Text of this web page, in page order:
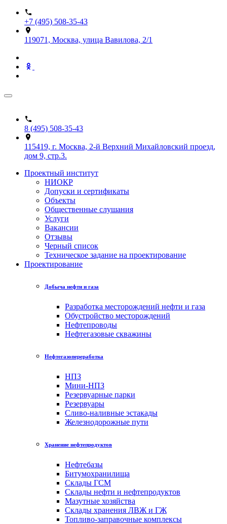
+7 (495) 508-35-43
119071, Москва, улица Вавилова, 2/1
8 (495) 508-35-43
115419, г. Москва, 2-й Верхний Михайловский проезд,
дом 9, стр.3.
Проектный институт
НИОКР
Допуски и сертификаты
Объекты
Общественные слушания
Услуги
Вакансии
Отзывы
Черный список
Техническое задание на проектирование
Проектирование
Добыча нефти и газа
Разработка месторождений нефти и газа
Обустройство месторождений
Нефтепроводы
Нефтегазовые скважины
Нефтегазопереработка
НПЗ
Мини-НПЗ
Резервуарные парки
Резервуары
Сливо-наливные эстакады
Железнодорожные пути
Хранениe нефтепродуктов
Нефтебазы
Битумохранилища
Склады ГСМ
Склады нефти и нефтепродуктов
Мазутные хозяйства
Склады хранения ЛВЖ и ГЖ
Топливо-заправочные комплексы